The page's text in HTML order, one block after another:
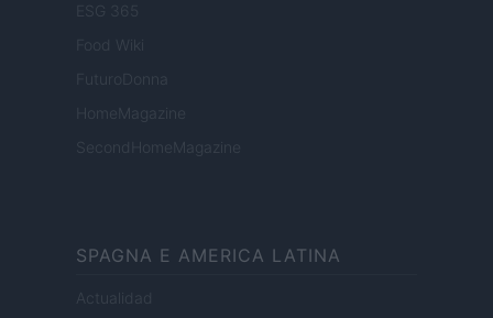
ESG 365
Food Wiki
FuturoDonna
HomeMagazine
SecondHomeMagazine
SPAGNA E AMERICA LATINA
Actualidad